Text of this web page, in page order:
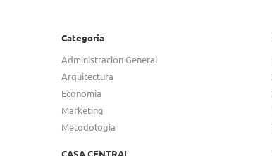
Categoria
Administracion General
Arquitectura
Economia
Marketing
Metodologia
CASA CENTRAL